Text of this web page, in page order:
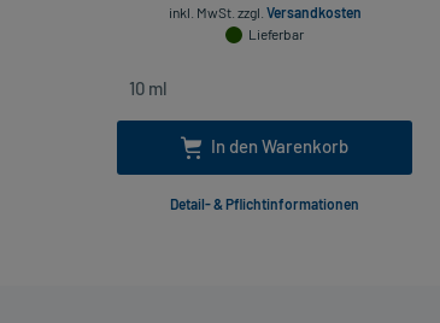
inkl. MwSt. zzgl. Versandkosten
Lieferbar
In den Warenkorb
Detail- & Pflichtinformationen